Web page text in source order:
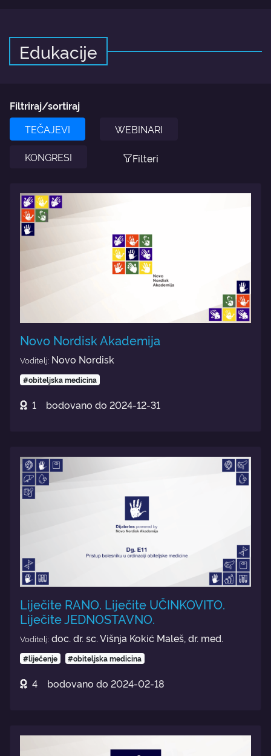
Edukacije
Filtriraj/sortiraj
TEČAJEVI
WEBINARI
KONGRESI Filteri
Novo Nordisk Akademija
Voditelj: Novo Nordisk
#obiteljska medicina
1 bodovano do 2024-12-31
Liječite RANO. Liječite UČINKOVITO.
Liječite JEDNOSTAVNO.
Voditelj: doc. dr. sc. Višnja Kokić Maleš, dr. med.
#liječenje #obiteljska medicina
4 bodovano do 2024-02-18